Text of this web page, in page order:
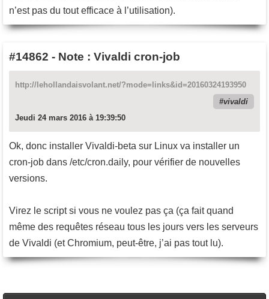
n’est pas du tout efficace à l’utilisation).
#14862 - Note : Vivaldi cron-job
http://lehollandaisvolant.net/?mode=links&id=20160324193950
vivaldi
Jeudi 24 mars 2016 à 19:39:50
Ok, donc installer Vivaldi-beta sur Linux va installer un
cron-job dans /etc/cron.daily, pour vérifier de nouvelles
versions.
Virez le script si vous ne voulez pas ça (ça fait quand
même des requêtes réseau tous les jours vers les serveurs
de Vivaldi (et Chromium, peut-être, j’ai pas tout lu).